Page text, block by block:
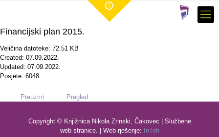
Financijski plan 2015.
Veličina datoteke: 72.51 KB
Created: 07.09.2022.
Updated: 07.09.2022.
Posjete: 6048
Preuzmi Pregled
Copyright © Knjižnica Nikola Zrinski, Čakovec | Službene
web stranice. | Web rješenje:
InTeh